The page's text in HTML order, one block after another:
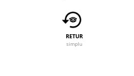
RETUR
simplu